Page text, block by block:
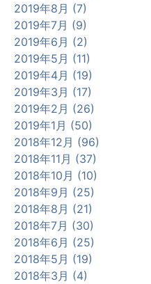
2019年8月 (7)
2019年7月 (9)
2019年6月 (2)
2019年5月 (11)
2019年4月 (19)
2019年3月 (17)
2019年2月 (26)
2019年1月 (50)
2018年12月 (96)
2018年11月 (37)
2018年10月 (10)
2018年9月 (25)
2018年8月 (21)
2018年7月 (30)
2018年6月 (25)
2018年5月 (19)
2018年3月 (4)